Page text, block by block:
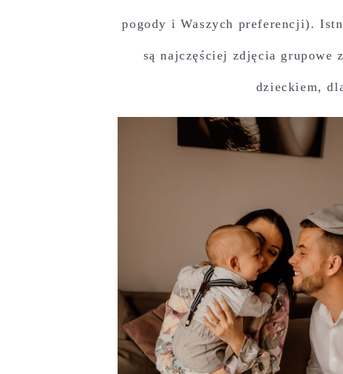
pogody i Waszych preferencji).
są najczęściej zdjęcia grupowe
dzieckiem,